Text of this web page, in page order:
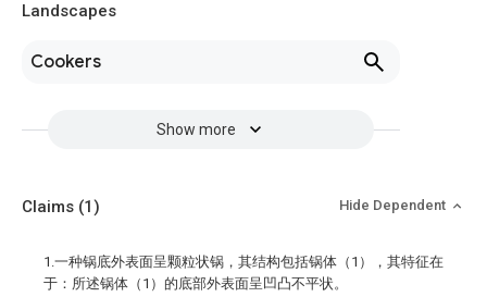
Landscapes
Cookers
Show more
Claims (1) Hide Dependent
1.一种锅底外表面呈颗粒状锅，其结构包括锅体（1），其特征在
于：所述锅体（1）的底部外表面呈凹凸不平状。